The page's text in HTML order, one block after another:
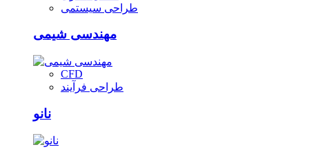
طراحی سیستمی
مهندسی شیمی
CFD
طراحی فرآیند
نانو